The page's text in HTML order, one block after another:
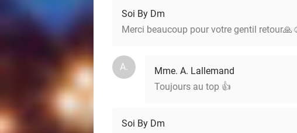
Soi By Dm
Merci beaucoup pour votre gentil
A.
Mme. A. Lallemand
Toujours au top 👍
Soi By Dm